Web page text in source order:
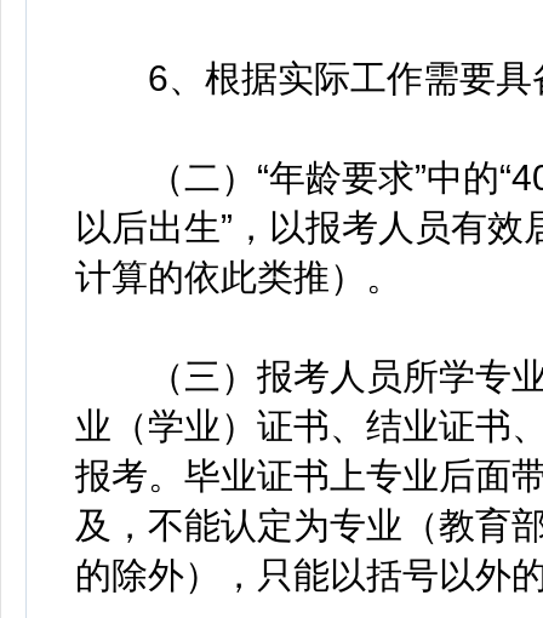
6、根据实际工作需要具
（二）“年龄要求”中的
以后出生”，以报考人员有
计算的依此类推）。
（三）报考人员所学专业
业（学业）证书、结业证书
报考。毕业证书上专业后面
及，不能认定为专业（教育
的除外），只能以括号以外